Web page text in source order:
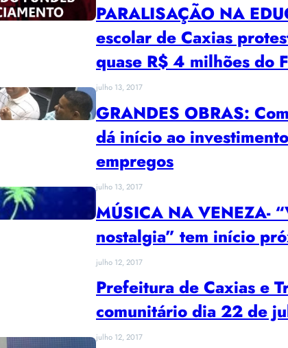
PARALISAÇÃO NA
escolar de Caxias
quase R$ 4 milhões do
julho 13, 2017
GRANDES OBRAS:
dá início ao
empregos
julho 13, 2017
MÚSICA NA VENEZA-
nostalgia” tem início
julho 12, 2017
Prefeitura de Caxias e
comunitário dia 22 de
julho 12, 2017